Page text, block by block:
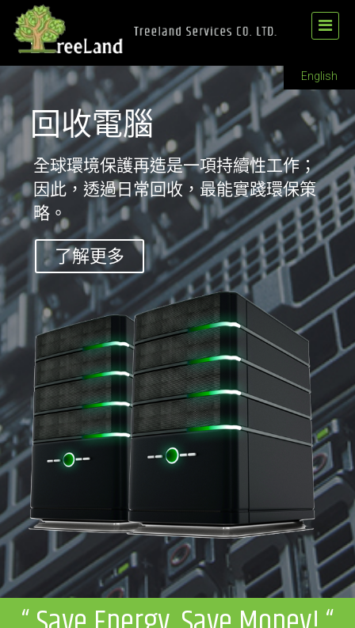
English
回收電腦
全球環境保護再造是一項持續性工作；
因此，透過日常回收，最能實踐環保策
略。
了解更多